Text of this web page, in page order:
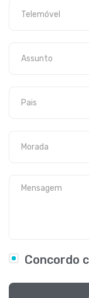
Concordo